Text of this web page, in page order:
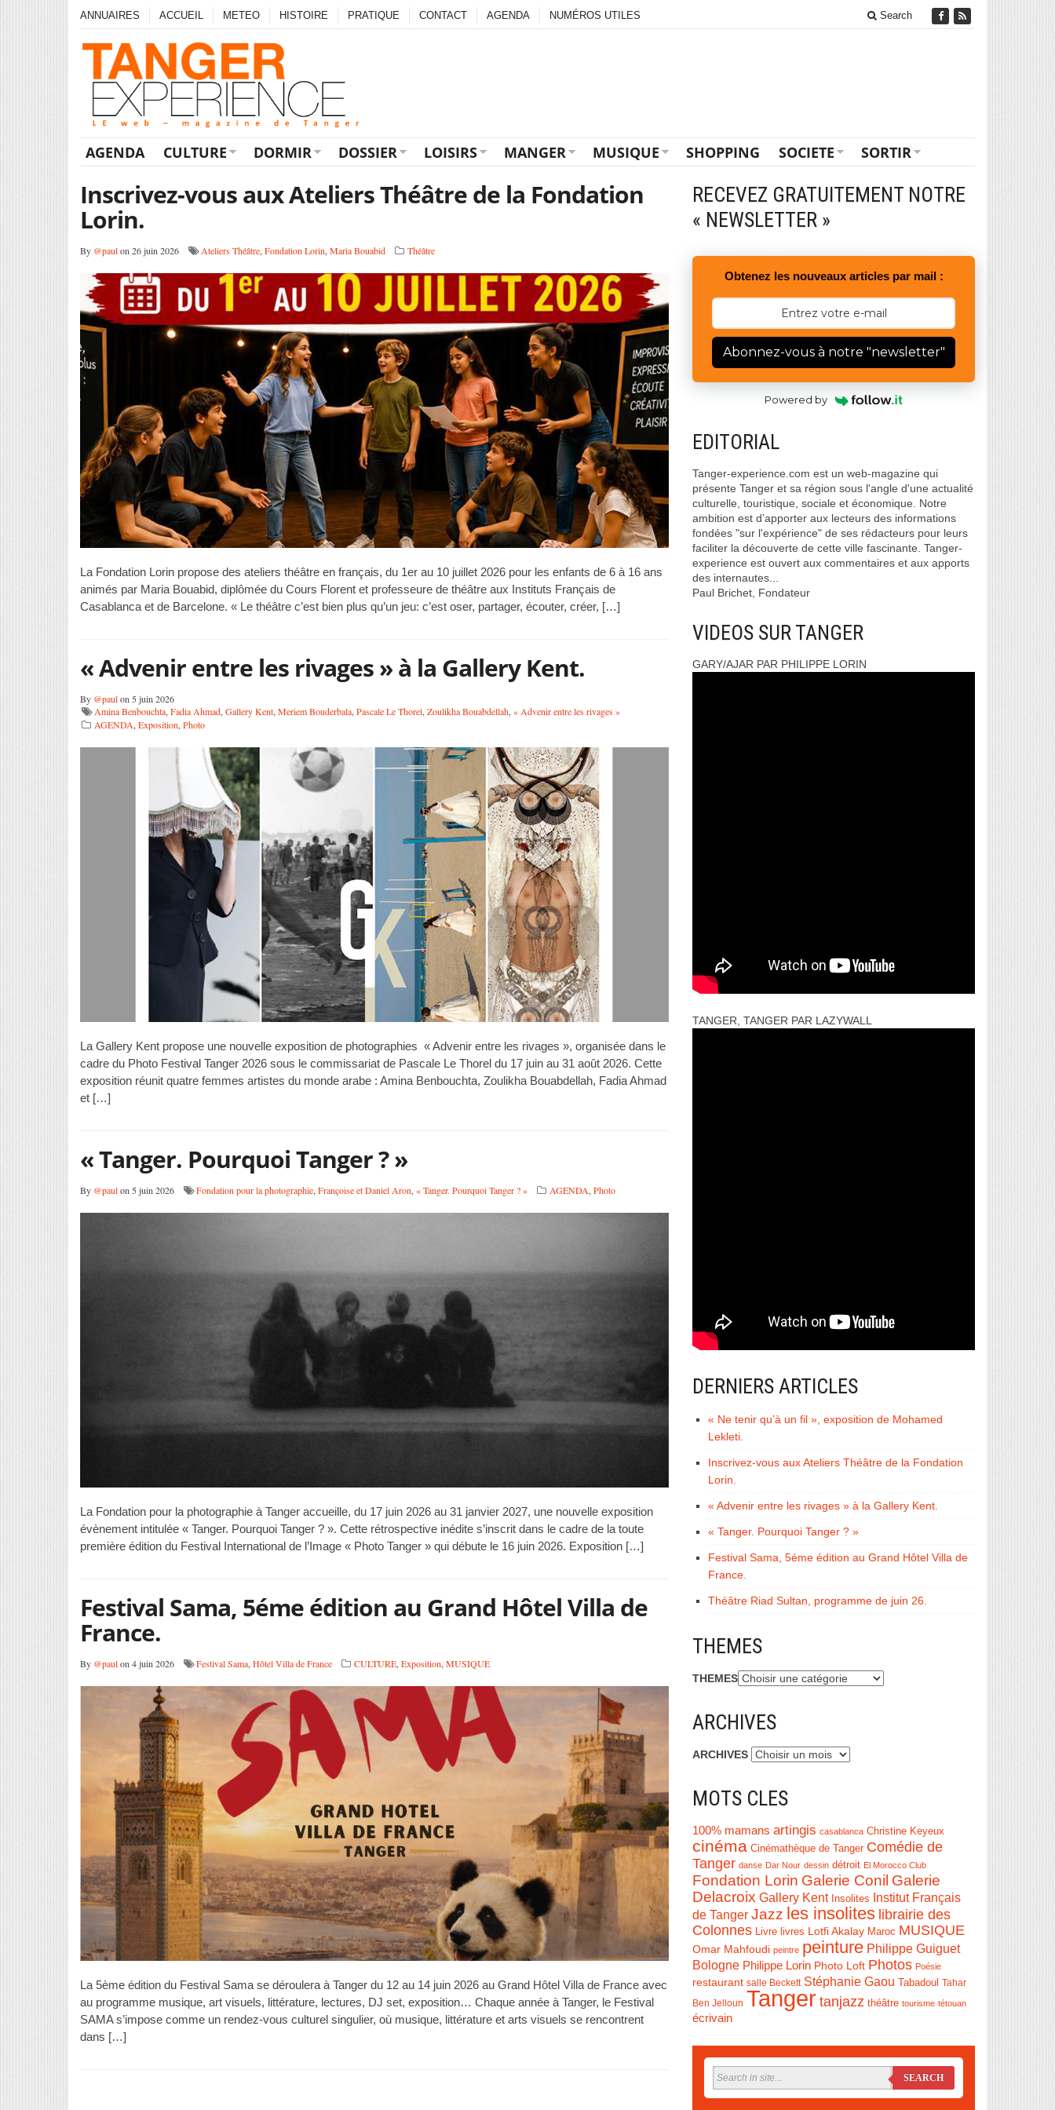
ANNUAIRES ACCUEIL METEO HISTOIRE PRATIQUE CONTACT AGENDA NUMÉROS UTILES Search
AGENDA CULTURE DORMIR DOSSIER LOISIRS MANGER MUSIQUE SHOPPING SOCIETE SORTIR
Inscrivez-vous aux Ateliers Théâtre de la Fondation
Lorin.
By @paulon 26 juin 2026 Ateliers Théâtre,Fondation Lorin,Maria Bouabid Théâtre
La Fondation Lorin propose des ateliers théâtre en français, du 1er au 10 juillet 2026 pour les enfants de 6 à 16 ans
animés par Maria Bouabid, diplômée du Cours Florent et professeure de théâtre aux Instituts Français de
Casablanca et de Barcelone. « Le théâtre c’est bien plus qu’un jeu: c’est oser, partager, écouter, créer, […]
« Advenir entre les rivages » à la Gallery Kent.
By @paulon 5 juin 2026
Amina Benbouchta,Fadia Ahmad,Gallery Kent,Meriem Bouderbala,Pascale Le Thorel,Zoulikha Bouabdellah,« Advenir entre les rivages »
AGENDA,Exposition,Photo
La Gallery Kent propose une nouvelle exposition de photographies « Advenir entre les rivages », organisée dans le
cadre du Photo Festival Tanger 2026 sous le commissariat de Pascale Le Thorel du 17 juin au 31 août 2026. Cette
exposition réunit quatre femmes artistes du monde arabe : Amina Benbouchta, Zoulikha Bouabdellah, Fadia Ahmad
et […]
« Tanger. Pourquoi Tanger ? »
By @paulon 5 juin 2026 Fondation pour la photographie,Françoise et Daniel Aron,« Tanger. Pourquoi Tanger ? » AGENDA,Photo
La Fondation pour la photographie à Tanger accueille, du 17 juin 2026 au 31 janvier 2027, une nouvelle exposition
évènement intitulée « Tanger. Pourquoi Tanger ? ». Cette rétrospective inédite s’inscrit dans le cadre de la toute
première édition du Festival International de l’Image « Photo Tanger » qui débute le 16 juin 2026. Exposition […]
Festival Sama, 5éme édition au Grand Hôtel Villa de
France.
By @paulon 4 juin 2026 Festival Sama,Hôtel Villa de France CULTURE,Exposition,MUSIQUE
La 5ème édition du Festival Sama se déroulera à Tanger du 12 au 14 juin 2026 au Grand Hôtel Villa de France avec
au programme musique, art visuels, littérature, lectures, DJ set, exposition… Chaque année à Tanger, le Festival
SAMA s’impose comme un rendez-vous culturel singulier, où musique, littérature et arts visuels se rencontrent
dans […]
RECEVEZ GRATUITEMENT NOTRE
« NEWSLETTER »
Obtenez les nouveaux articles par mail :
Abonnez-vous à notre "newsletter"
Powered by
EDITORIAL
Tanger-experience.com est un web-magazine qui
présente Tanger et sa région sous l'angle d'une actualité
culturelle, touristique, sociale et économique. Notre
ambition est d’apporter aux lecteurs des informations
fondées "sur l'expérience" de ses rédacteurs pour leurs
faciliter la découverte de cette ville fascinante. Tanger-
experience est ouvert aux commentaires et aux apports
des internautes...
Paul Brichet, Fondateur
VIDEOS SUR TANGER
GARY/AJAR PAR PHILIPPE LORIN
TANGER, TANGER PAR LAZYWALL
DERNIERS ARTICLES
« Ne tenir qu’à un fil », exposition de Mohamed
Lekleti.
Inscrivez-vous aux Ateliers Théâtre de la Fondation
Lorin.
« Advenir entre les rivages » à la Gallery Kent.
« Tanger. Pourquoi Tanger ? »
Festival Sama, 5éme édition au Grand Hôtel Villa de
France.
Théâtre Riad Sultan, programme de juin 26.
THEMES
THEMES
ARCHIVES
ARCHIVES
MOTS CLES
100% mamans artingis casablanca Christine Keyeux
cinéma Cinémathèque de Tanger Comédie de
Tanger danse Dar Nour dessin détroit El Morocco Club
Fondation Lorin Galerie Conil Galerie
Delacroix Gallery Kent Insolites
Institut Français
de Tanger Jazz les insolites librairie des
Colonnes Livre livres Lotfi Akalay Maroc MUSIQUE
Omar Mahfoudi peintre peinture Philippe Guiguet
Bologne Philippe Lorin Photo Loft Photos Poésie
restaurant salle Beckett Stéphanie Gaou Tabadoul Tahar
Ben Jelloun Tanger tanjazz théâtre tourisme tétouan
écrivain
SEARCH